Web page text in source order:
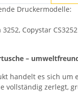
Druckermodelle:
3252, Copystar CS3252
–
handelt es sich
vollständig zerlegt,